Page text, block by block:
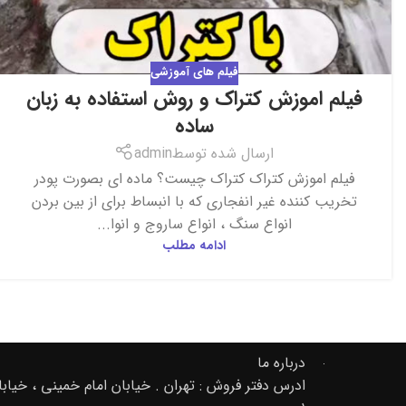
فیلم های آموزشی
فیلم اموزش کتراک و روش استفاده به زبان
ساده
ارسال شده توسطadmin
فیلم اموزش کتراک کتراک چیست؟ ماده ای بصورت پودر
تخریب کننده غیر انفجاری که با انبساط برای از بین بردن
انواع سنگ ، انواع ساروج و انوا...
ادامه مطلب
درباره ما